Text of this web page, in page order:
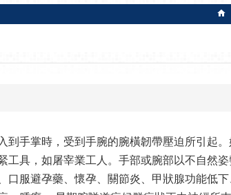
手掌時，受到手腕的腕橫韌帶壓迫所引起
具，如屠宰業工人。手部或腕部以不自然
服避孕藥、懷孕、關節炎、甲狀腺功能低下